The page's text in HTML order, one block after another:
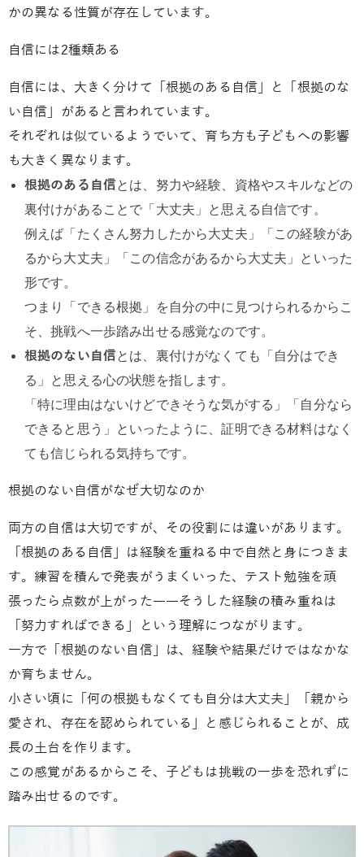
かの異なる性質が存在しています。
自信には2種類ある
自信には、大きく分けて「根拠のある自信」と「根拠のな
い自信」があると言われています。
それぞれは似ているようでいて、育ち方も子どもへの影響
も大きく異なります。
根拠のある自信とは、努力や経験、資格やスキルなどの
裏付けがあることで「大丈夫」と思える自信です。
例えば「たくさん努力したから大丈夫」「この経験があ
るから大丈夫」「この信念があるから大丈夫」といった
形です。
つまり「できる根拠」を自分の中に見つけられるからこ
そ、挑戦へ一歩踏み出せる感覚なのです。
根拠のない自信とは、裏付けがなくても「自分はでき
る」と思える心の状態を指します。
「特に理由はないけどできそうな気がする」「自分なら
できると思う」といったように、証明できる材料はなく
ても信じられる気持ちです。
根拠のない自信がなぜ大切なのか
両方の自信は大切ですが、その役割には違いがあります。
「根拠のある自信」は経験を重ねる中で自然と身につきま
す。練習を積んで発表がうまくいった、テスト勉強を頑
張ったら点数が上がった――そうした経験の積み重ねは
「努力すればできる」という理解につながります。
一方で「根拠のない自信」は、経験や結果だけではなかな
か育ちません。
小さい頃に「何の根拠もなくても自分は大丈夫」「親から
愛され、存在を認められている」と感じられることが、成
長の土台を作ります。
この感覚があるからこそ、子どもは挑戦の一歩を恐れずに
踏み出せるのです。